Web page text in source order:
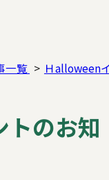
一覧 Ｈalloween
のお知